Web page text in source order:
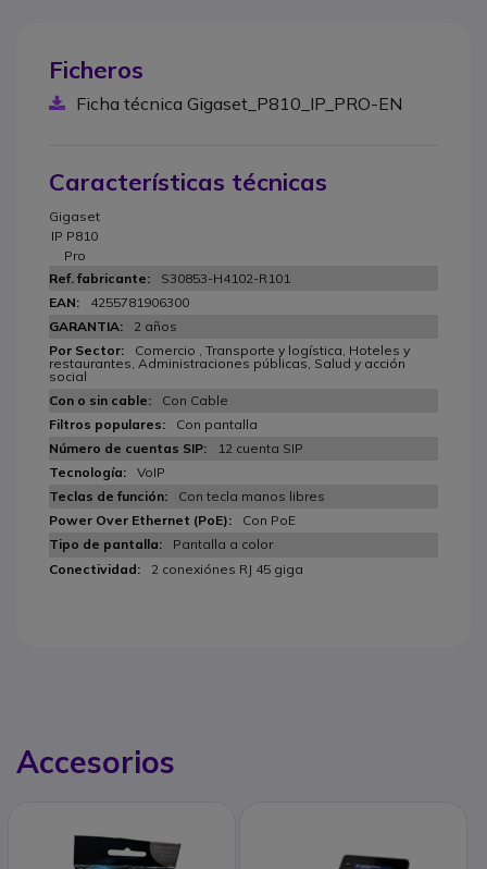
Ficheros
Ficha técnica Gigaset_P810_IP_PRO-EN
Características técnicas
Gigaset
IP P810
Pro
S30853-H4102-R101
4255781906300
2 años
Comercio , Transporte y logística, Hoteles y
restaurantes, Administraciones públicas, Salud y acción
social
Con Cable
Con pantalla
12 cuenta SIP
VoIP
Con tecla manos libres
Con PoE
Pantalla a color
2 conexiónes RJ 45 giga
Accesorios